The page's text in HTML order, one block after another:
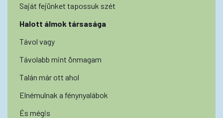
Saját fejünket tapossuk szét
Halott álmok társasága
Távol vagy
Távolabb mint önmagam
Talán már ott ahol
Elnémulnak a fénynyalábok
És mégis